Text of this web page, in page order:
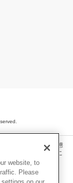
・音声等を、手段や形態
、ファイル化などするこ
があります。
website, to
Please